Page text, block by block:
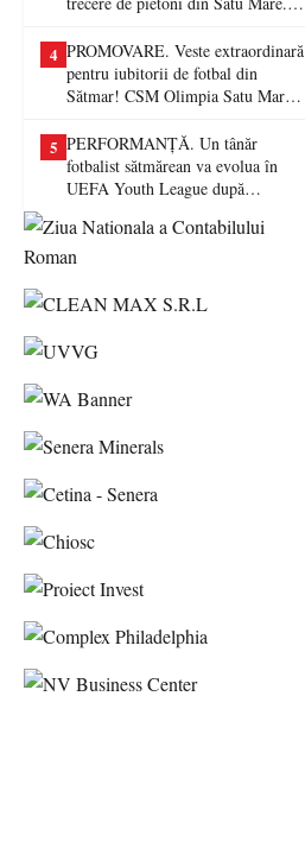
4 PROMOVARE. Veste extraordinară
pentru iubitorii de fotbal din
Sătmar! CSM Olimpia Satu Mare
5 PERFORMANȚĂ. Un tânăr
fotbalist sătmărean va evolua în
UEFA Youth League după